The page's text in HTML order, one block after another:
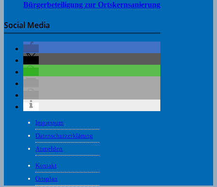
Bürgerbeteiligung zur Ortskernsanierung
Social Media
Impressum
Datenschutzerklärung
Anmelden
Kontakt
Ortsplan